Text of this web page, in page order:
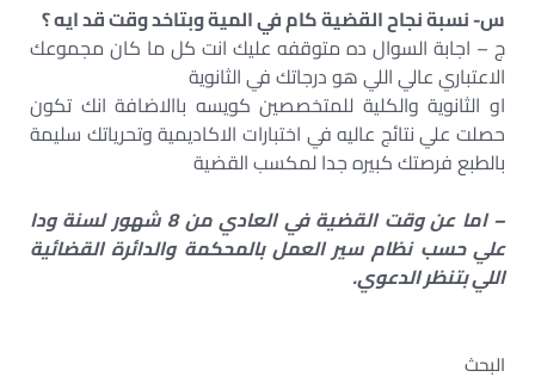
س- نسبة نجاح القضية كام في المية وبتاخد وقت قد ايه ؟
ج – اجابة السوال ده متوقفه عليك انت كل ما كان مجموعك
الاعتباري عالي اللي هو درجاتك في الثانوية
او الثانوية والكلية للمتخصصين كويسه باالاضافة انك تكون
حصلت علي نتائج عاليه في اختبارات الاكاديمية وتحرياتك سليمة
بالطبع فرصتك كبيره جدا لمكسب القضية
– اما عن وقت القضية في العادي من 8 شهور لسنة ودا
علي حسب نظام سير العمل بالمحكمة والدائرة القضائية
اللي بتنظر الدعوي.
البحث